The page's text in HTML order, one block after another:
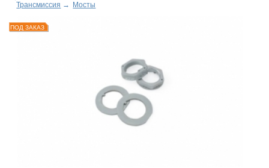
Трансмиссия → Мосты
ПОД ЗАКАЗ